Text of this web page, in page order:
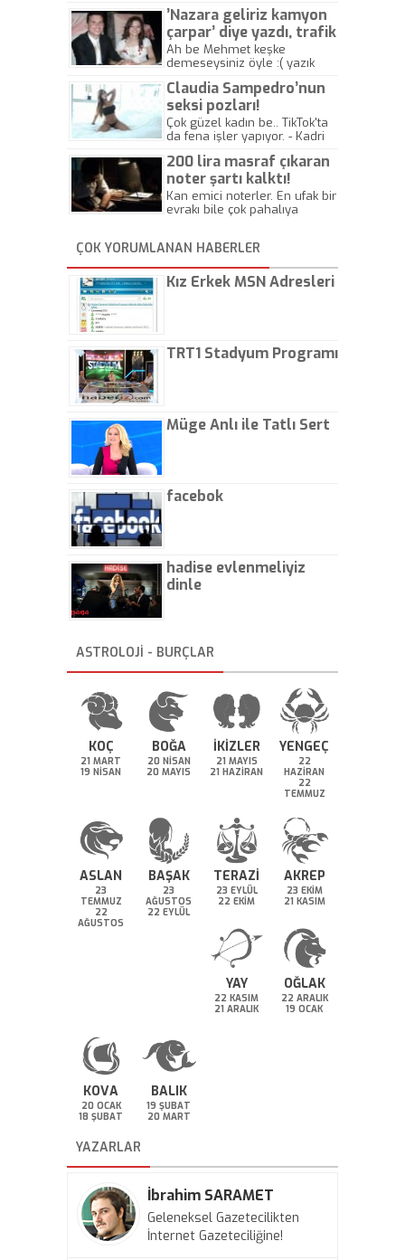
’Nazara geliriz kamyon
çarpar’ diye yazdı, trafik
kazasında öldü!
Ah be Mehmet keşke
demeseysiniz öyle :( yazık
Claudia Sampedro’nun
seksi pozları!
Çok güzel kadın be.. TikTok'ta
da fena işler yapıyor. - Kadri
200 lira masraf çıkaran
noter şartı kalktı!
Kan emici noterler. En ufak bir
evrakı bile çok pahalıya
kaptırıyorsunuz. - Kayhan
Gezenti
ÇOK YORUMLANAN HABERLER
Kız Erkek MSN Adresleri
TRT1 Stadyum Programı
Müge Anlı ile Tatlı Sert
facebok
hadise evlenmeliyiz
dinle
ASTROLOJİ - BURÇLAR
KOÇ
21 MART
19 NİSAN
BOĞA
20 NİSAN
20 MAYIS
İKİZLER
21 MAYIS
21 HAZİRAN
YENGEÇ
22
HAZİRAN
22
TEMMUZ
ASLAN
23
TEMMUZ
22
AĞUSTOS
BAŞAK
23
AĞUSTOS
22 EYLÜL
TERAZİ
23 EYLÜL
22 EKİM
AKREP
23 EKİM
21 KASIM
YAY
22 KASIM
21 ARALIK
OĞLAK
22 ARALIK
19 OCAK
KOVA
20 OCAK
18 ŞUBAT
BALIK
19 ŞUBAT
20 MART
YAZARLAR
İbrahim SARAMET
Geleneksel Gazetecilikten
İnternet Gazeteciliğine!